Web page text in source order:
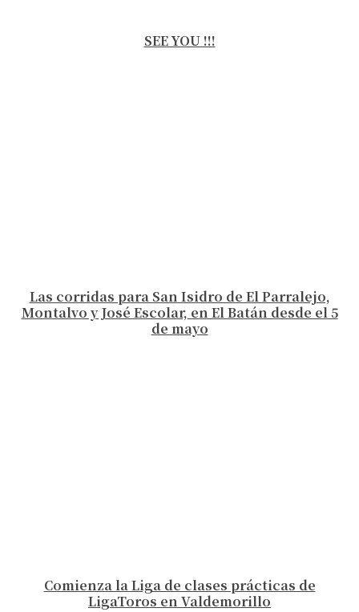
SEE YOU !!!
Las corridas para San Isidro de El Parralejo,
Montalvo y José Escolar, en El Batán desde el 5
de mayo
Comienza la Liga de clases prácticas de
LigaToros en Valdemorillo